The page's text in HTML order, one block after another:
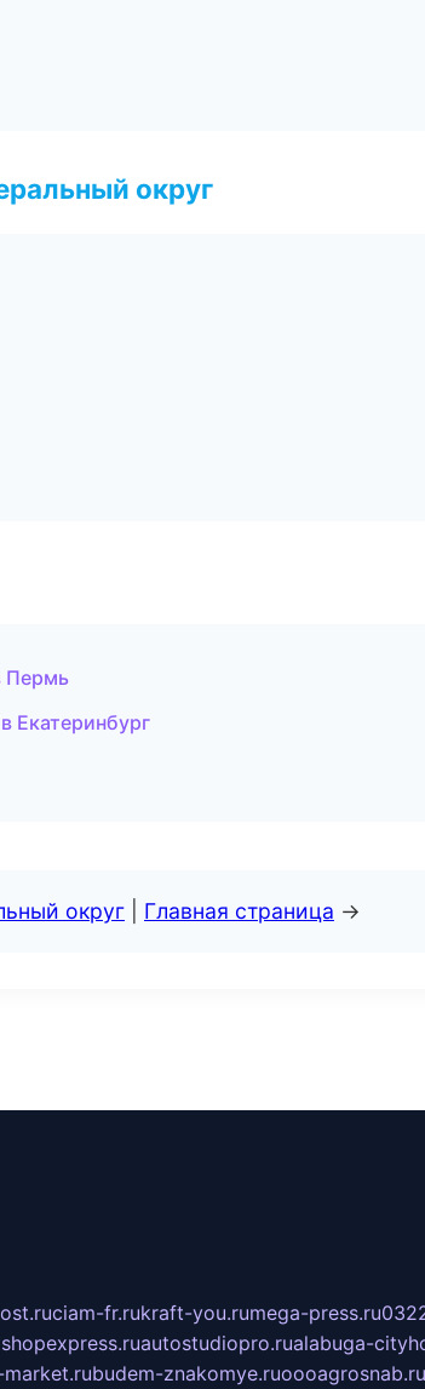
округ
Пермь
Екатеринбург
округ Главная страница →
ciam-fr.rukraft-you.rumega-press.ru
autostudiopro.rualabuga-
budem-znakomye.ruoooagrosnab.ru